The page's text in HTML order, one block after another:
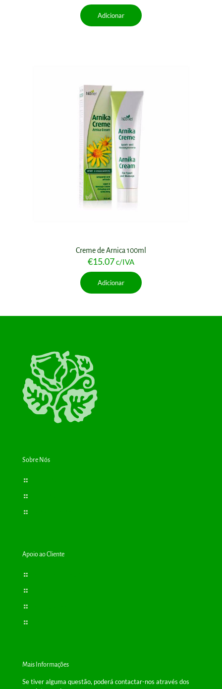
Adicionar
Creme de Arnica 100ml
€15.07c/IVA
Adicionar
Sobre Nós
Apoio ao Cliente
Mais Informações
Se tiver alguma questão, poderá contactar-nos através dos